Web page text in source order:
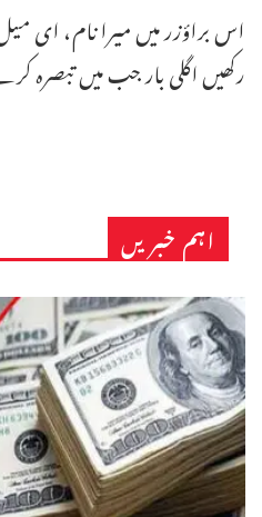
اس براؤزر میں میرا نام، ای
رکھیں اگلی بار جب میں تبصرہ
اہم خبریں